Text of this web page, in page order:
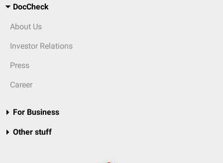
DocCheck
About Us
Investor Relations
Press
Career
For Business
Other stuff